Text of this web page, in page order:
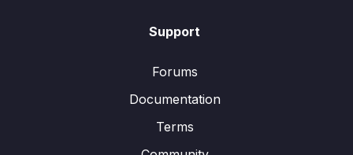
Support
Forums
Documentation
Terms